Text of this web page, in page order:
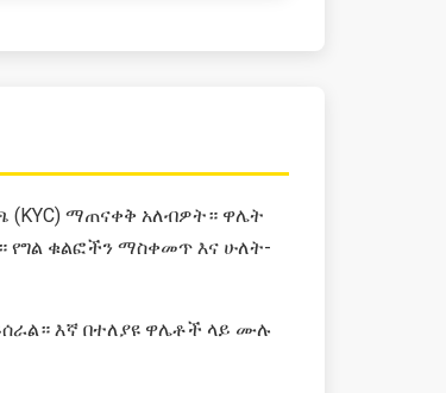
ማጠናቀቅ አለብዎት። ዋሌት
የግል ቁልፎችን ማስቀመጥ እና ሁለት-
እኛ በተለያዩ ዋሌቶች ላይ ሙሉ